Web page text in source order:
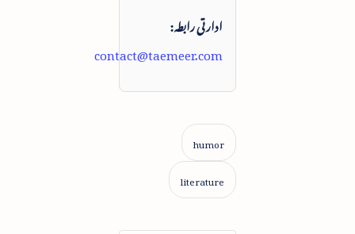
ادارتی رابطہ:
contact@taemeer.com